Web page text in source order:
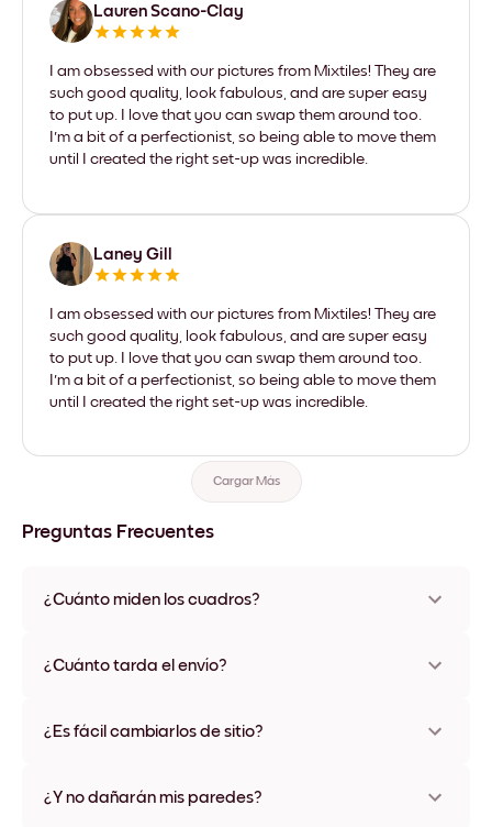
Lauren Scano-Clay
I am obsessed with our pictures from Mixtiles! They are
such good quality, look fabulous, and are super easy
to put up. I love that you can swap them around too.
I'm a bit of a perfectionist, so being able to move them
until I created the right set-up was incredible.
Laney Gill
I am obsessed with our pictures from Mixtiles! They are
such good quality, look fabulous, and are super easy
to put up. I love that you can swap them around too.
I'm a bit of a perfectionist, so being able to move them
until I created the right set-up was incredible.
Cargar Más
Preguntas Frecuentes
¿Cuánto miden los cuadros?
varios materiales y colores de marco, incluidas opciones sin
¿Cuánto tarda el envío?
disponibles en algunos países. Te enviaremos un número de
¿Es fácil cambiarlos de sitio?
ningún daño
¿Y no dañarán mis paredes?